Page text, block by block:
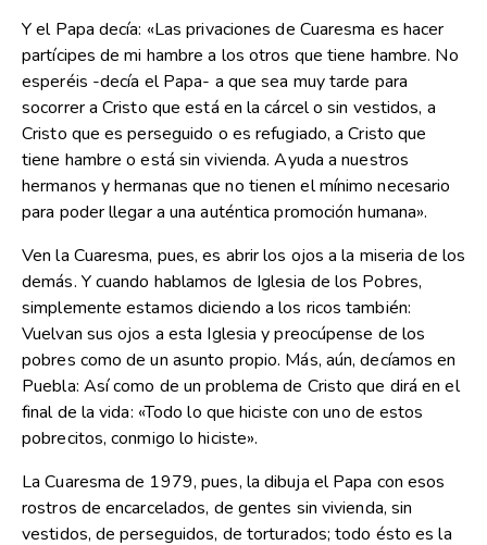
Y el Papa decía: «Las privaciones de Cuaresma es hacer
partícipes de mi hambre a los otros que tiene hambre. No
esperéis -decía el Papa- a que sea muy tarde para
socorrer a Cristo que está en la cárcel o sin vestidos, a
Cristo que es perseguido o es refugiado, a Cristo que
tiene hambre o está sin vivienda. Ayuda a nuestros
hermanos y hermanas que no tienen el mínimo necesario
para poder llegar a una auténtica promoción humana».
Ven la Cuaresma, pues, es abrir los ojos a la miseria de los
demás. Y cuando hablamos de Iglesia de los Pobres,
simplemente estamos diciendo a los ricos también:
Vuelvan sus ojos a esta Iglesia y preocúpense de los
pobres como de un asunto propio. Más, aún, decíamos en
Puebla: Así como de un problema de Cristo que dirá en el
final de la vida: «Todo lo que hiciste con uno de estos
pobrecitos, conmigo lo hiciste».
La Cuaresma de 1979, pues, la dibuja el Papa con esos
rostros de encarcelados, de gentes sin vivienda, sin
vestidos, de perseguidos, de torturados; todo ésto es la